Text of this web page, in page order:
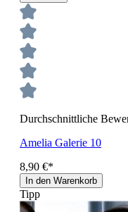
Durchschnittliche
Amelia Galerie 10
8,90 €*
In den Warenkorb
Tipp